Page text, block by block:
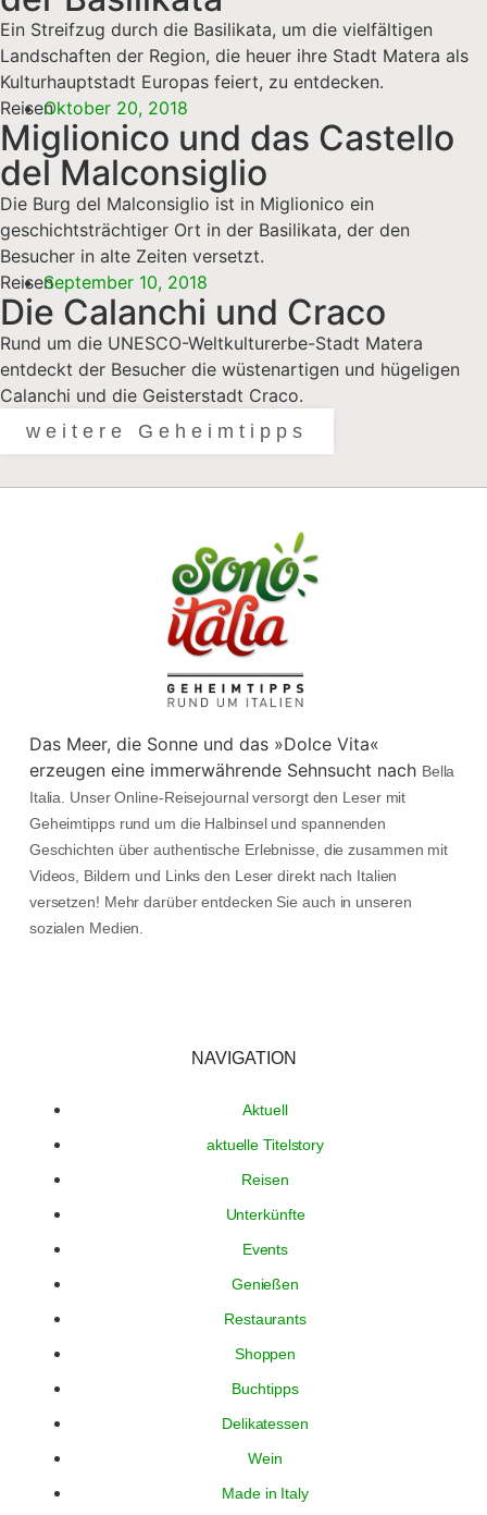
Ein Streifzug durch die Basilikata, um die vielfältigen
Landschaften der Region, die heuer ihre Stadt Matera als
Kulturhauptstadt Europas feiert, zu entdecken.
Reisen
Miglionico und das Castello
del Malconsiglio
Die Burg del Malconsiglio ist in Miglionico ein
geschichtsträchtiger Ort in der Basilikata, der den
Besucher in alte Zeiten versetzt.
Oktober 20, 2018
Reisen
Die Calanchi und Craco
Rund um die UNESCO-Weltkulturerbe-Stadt Matera
entdeckt der Besucher die wüstenartigen und hügeligen
Calanchi und die Geisterstadt Craco.
September 10, 2018
weitere Geheimtipps
Das Meer, die Sonne und das »Dolce Vita«
erzeugen eine immerwährende Sehnsucht nach Bella
Italia. Unser Online-Reisejournal versorgt den Leser mit
Geheimtipps rund um die Halbinsel und spannenden
Geschichten über authentische Erlebnisse, die zusammen mit
Videos, Bildern und Links den Leser direkt nach Italien
versetzen! Mehr darüber entdecken Sie auch in unseren
sozialen Medien.
NAVIGATION
Aktuell
aktuelle Titelstory
Reisen
Unterkünfte
Events
Genießen
Restaurants
Shoppen
Buchtipps
Delikatessen
Wein
Made in Italy